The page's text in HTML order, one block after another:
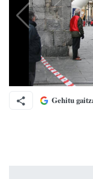
Gehitu